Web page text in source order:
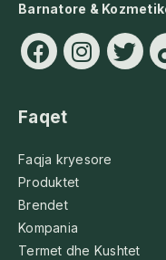
Barnatore &
Faqet
Faqja kryesore
Produktet
Brendet
Kompania
Termet dhe Kushtet